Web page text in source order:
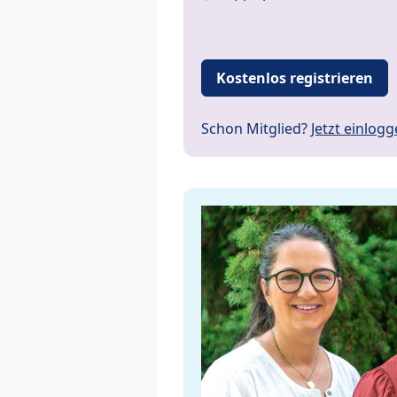
Kostenlos registrieren
Schon Mitglied? Jetzt